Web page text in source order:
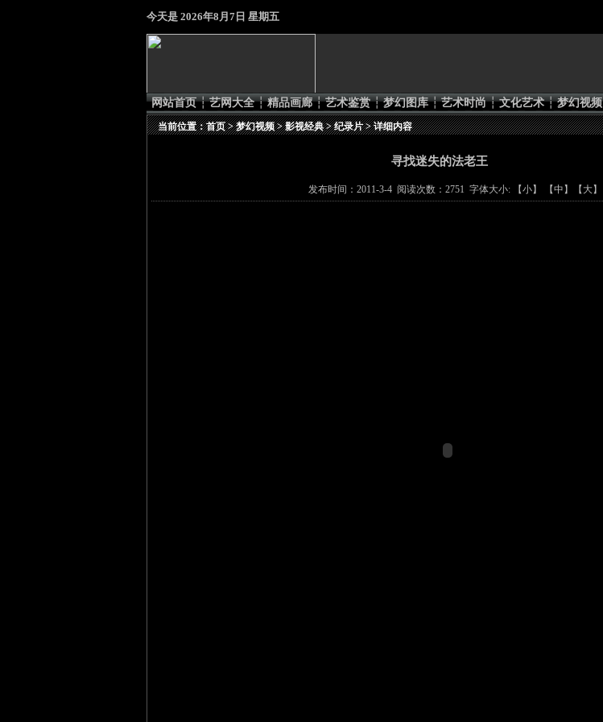
今天是 2026年8月7日 星期五
网站首页 ┆ 艺网大全 ┆ 精品画廊 ┆ 艺术鉴赏 ┆ 梦幻图库 ┆ 艺术时尚 ┆ 文化艺术 ┆ 梦幻视频
当前位置：首页>梦幻视频>影视经典>纪录片> 详细内容
寻找迷失的法老王
发布时间：2011-3-4 阅读次数：2751 字体大小: 【小】 【中 】【 大】